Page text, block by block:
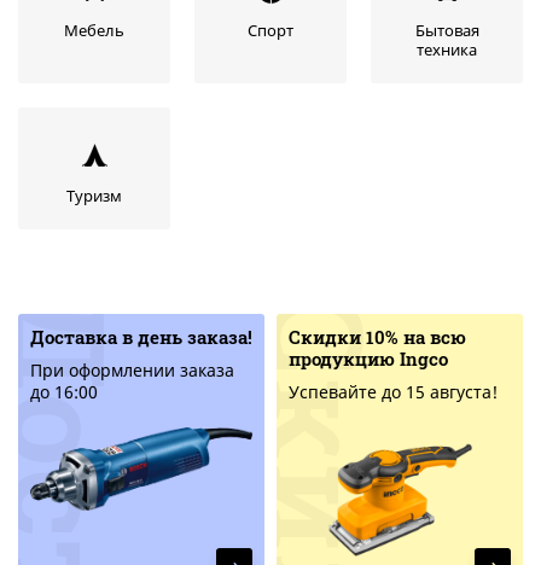
Мебель Спорт
Бытовая
техника
Туризм
Доставка в день заказа!
При оформлении заказа
до 16:00
Скидки 10% на всю
продукцию Ingco
Успевайте до 15 августа!